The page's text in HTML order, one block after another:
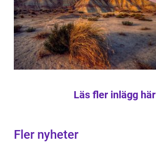
Läs fler inlägg här
Fler nyheter